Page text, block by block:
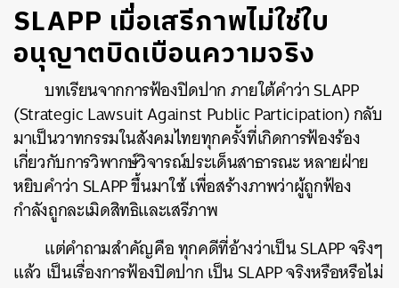
SLAPP เมื่อเสรีภาพไม่ใช่ใบ
อนุญาตบิดเบือนความจริง
บทเรียนจากการฟ้องปิดปาก ภายใต้คำว่า SLAPP
(Strategic Lawsuit Against Public Participation) กลับ
มาเป็นวาทกรรมในสังคมไทยทุกครั้งที่เกิดการฟ้องร้อง
เกี่ยวกับการวิพากษ์วิจารณ์ประเด็นสาธารณะ หลายฝ่าย
หยิบคำว่า SLAPP ขึ้นมาใช้ เพื่อสร้างภาพว่าผู้ถูกฟ้อง
กำลังถูกละเมิดสิทธิและเสรีภาพ
แต่คำถามสำคัญคือ ทุกคดีที่อ้างว่าเป็น SLAPP จริงๆ
แล้ว เป็นเรื่องการฟ้องปิดปาก เป็น SLAPP จริงหรือหรือไม่